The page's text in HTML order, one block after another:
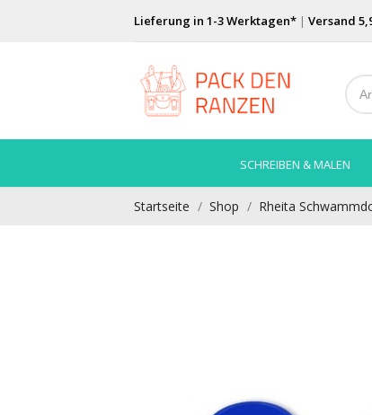
Lieferung in 1-3 Werktagen* |Versand
SCHREIBEN & MALEN
Startseite Shop Rheita